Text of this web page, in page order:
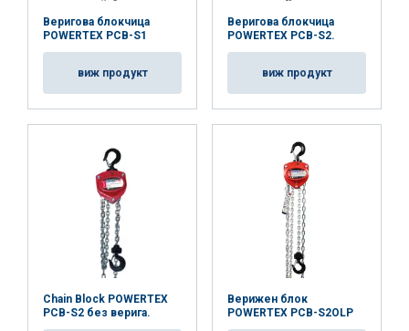
Веригова блокчица
POWERTEX PCB-S1
виж продукт
Веригова блокчица
POWERTEX PCB-S2.
виж продукт
Chain Block POWERTEX
PCB-S2 без верига.
Верижен блок
POWERTEX PCB-S2OLP